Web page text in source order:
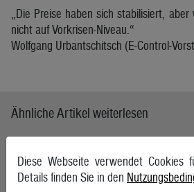
„Die Preise haben sich stabilisiert,
nicht auf Vorkrisen-Niveau.“
Wolfgang Urbantschitsch (E-Control-
Ähnliche Artikel weiterlesen
aufgestellt
7. August 2026
Diese Webseite verwendet Cookies
Details finden Sie in den